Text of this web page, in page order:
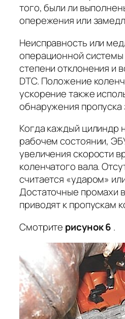
того, были ли
опережения или
Неисправность или
операционной системы
степени отклонения и
DTC. Положение
ускорение также
обнаружения пропуска
Когда каждый цилиндр
рабочем состоянии,
увеличения скорости
коленчатого вала.
считается «ударом»
Достаточные промахи
приводят к пропускам
Смотрите рисунок 6 .